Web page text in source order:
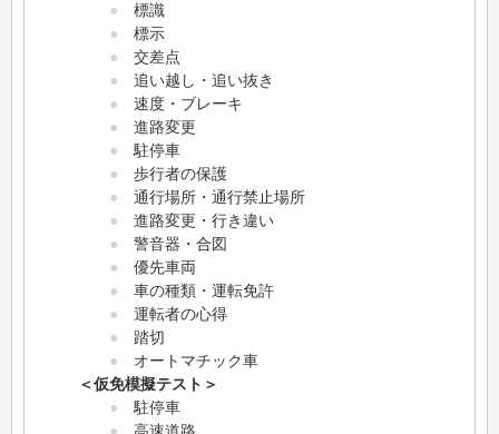
● 標識
● 標示
● 交差点
● 追い越し・追い抜き
● 速度・ブレーキ
● 進路変更
● 駐停車
● 歩行者の保護
● 通行場所・通行禁止場所
● 進路変更・行き違い
● 警音器・合図
● 優先車両
● 車の種類・運転免許
● 運転者の心得
● 踏切
● オートマチック車
＜仮免模擬テスト＞
● 駐停車